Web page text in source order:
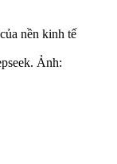
Ảnh: